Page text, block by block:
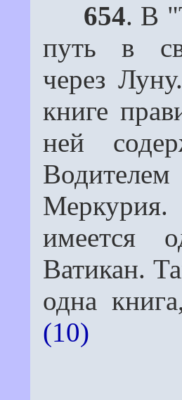
654. В
путь в
через
книге
ней
Меркурия.
имеется
Ватикан.
одна
(10)